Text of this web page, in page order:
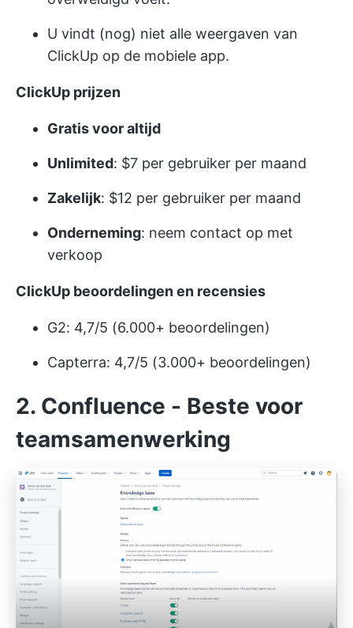
U vindt (nog) niet alle weergaven van
ClickUp op de mobiele app.
ClickUp prijzen
Gratis voor altijd
Unlimited: $7 per gebruiker per maand
Zakelijk: $12 per gebruiker per maand
Onderneming: neem contact op met
verkoop
ClickUp beoordelingen en recensies
G2: 4,7/5 (6.000+ beoordelingen)
Capterra: 4,7/5 (3.000+ beoordelingen)
2. Confluence - Beste voor
teamsamenwerking